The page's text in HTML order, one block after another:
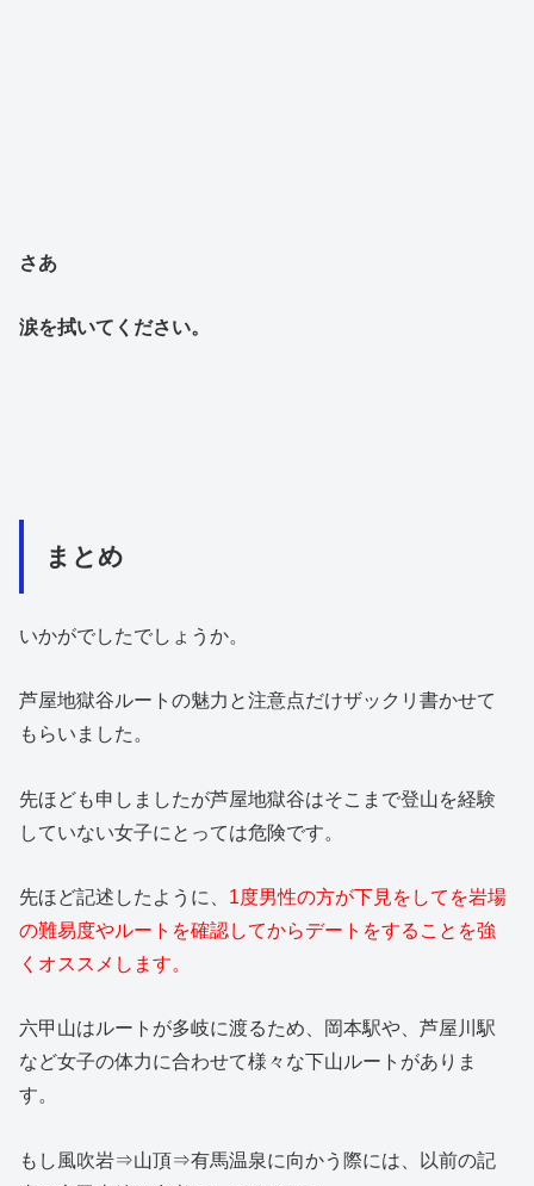
さあ
涙を拭いてください。
まとめ
いかがでしたでしょうか。
芦屋地獄谷ルートの魅力と注意点だけザックリ書かせて
もらいました。
先ほども申しましたが芦屋地獄谷はそこまで登山を経験
していない女子にとっては危険です。
先ほど記述したように、 1度男性の方が下見をしてを岩場
の難易度やルートを確認してからデートをすることを強
くオススメします。
六甲山はルートが多岐に渡るため、岡本駅や、芦屋川駅
など女子の体力に合わせて様々な下山ルートがありま
す。
もし風吹岩⇒山頂⇒有馬温泉に向かう際には、以前の記